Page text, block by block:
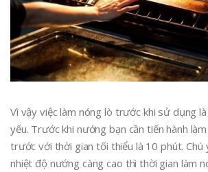
Vì vậy việc làm nóng lò trước khi sử dụng
yếu. Trước khi nướng bạn cần tiến hành
trước với thời gian tối thiểu là 10 phút. Chú
nhiệt độ nướng càng cao thì thời gian làm